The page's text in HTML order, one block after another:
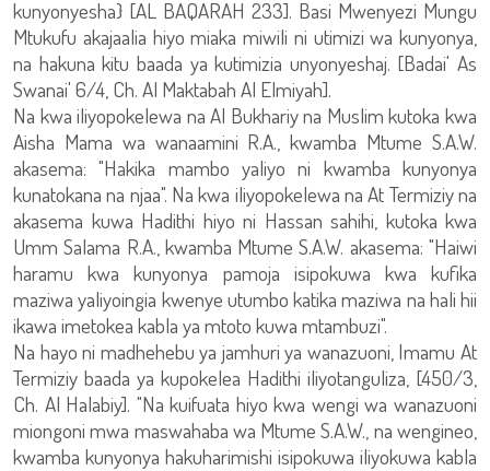
kunyonyesha} [AL BAQARAH 233]. Basi Mwenyezi Mungu
Mtukufu akajaalia hiyo miaka miwili ni utimizi wa kunyonya,
na hakuna kitu baada ya kutimizia unyonyeshaj. [Badai' As
Swanai' 6/4, Ch. Al Maktabah Al Elmiyah].
Na kwa iliyopokelewa na Al Bukhariy na Muslim kutoka kwa
Aisha Mama wa wanaamini R.A., kwamba Mtume S.A.W.
akasema: "Hakika mambo yaliyo ni kwamba kunyonya
kunatokana na njaa". Na kwa iliyopokelewa na At Termiziy na
akasema kuwa Hadithi hiyo ni Hassan sahihi, kutoka kwa
Umm Salama R.A., kwamba Mtume S.A.W. akasema: "Haiwi
haramu kwa kunyonya pamoja isipokuwa kwa kufika
maziwa yaliyoingia kwenye utumbo katika maziwa na hali hii
ikawa imetokea kabla ya mtoto kuwa mtambuzi".
Na hayo ni madhehebu ya jamhuri ya wanazuoni, Imamu At
Termiziy baada ya kupokelea Hadithi iliyotanguliza, [450/3,
Ch. Al Halabiy]. "Na kuifuata hiyo kwa wengi wa wanazuoni
miongoni mwa maswahaba wa Mtume S.A.W., na wengineo,
kwamba kunyonya hakuharimishi isipokuwa iliyokuwa kabla